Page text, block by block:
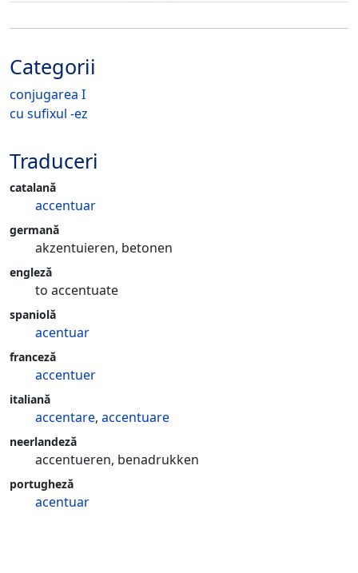
Categorii
conjugarea I
cu sufixul -ez
Traduceri
catalană
accentuar
germană
akzentuieren, betonen
engleză
to accentuate
spaniolă
acentuar
franceză
accentuer
italiană
accentare, accentuare
neerlandeză
accentueren, benadrukken
portugheză
acentuar